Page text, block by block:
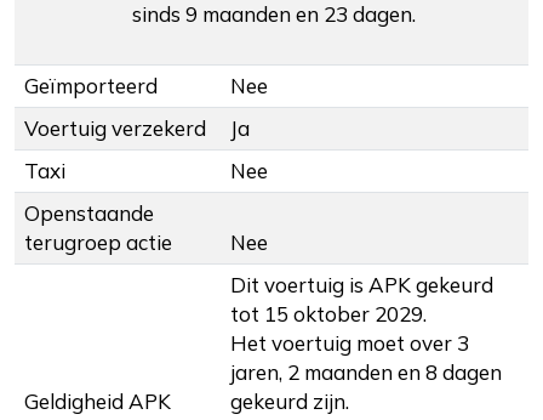
sinds 9 maanden en 23 dagen.
Geïmporteerd
Nee
Voertuig verzekerd
Ja
Taxi
Nee
Openstaande
terugroep actie
Nee
Geldigheid APK
Dit voertuig is APK gekeurd
tot 15 oktober 2029.
Het voertuig moet over 3
jaren, 2 maanden en 8 dagen
gekeurd zijn.